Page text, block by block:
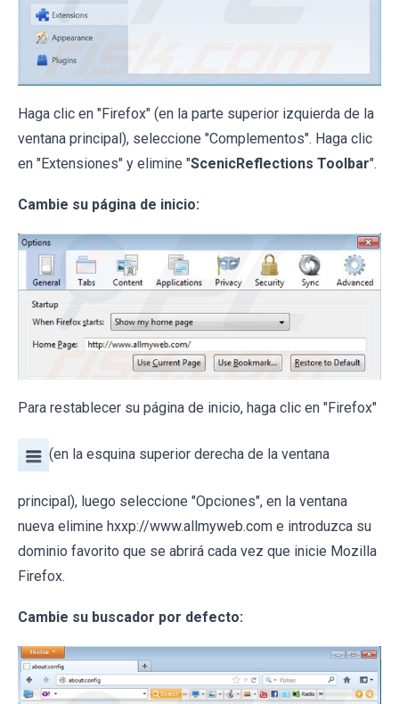
Haga clic en "Firefox" (en la parte superior izquierda de la
ventana principal), seleccione "Complementos". Haga clic
en "Extensiones" y elimine "ScenicReflections Toolbar".
Cambie su página de inicio:
Para restablecer su página de inicio, haga clic en "Firefox"
(en la esquina superior derecha de la ventana
principal), luego seleccione "Opciones", en la ventana
nueva elimine hxxp://www.allmyweb.com e introduzca su
dominio favorito que se abrirá cada vez que inicie Mozilla
Firefox.
Cambie su buscador por defecto: